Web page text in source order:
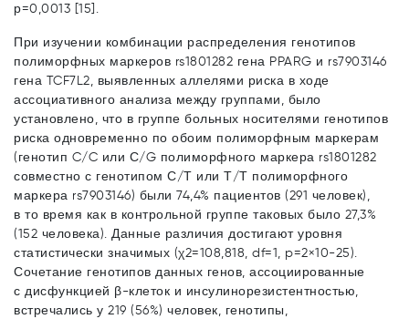
р=0,0013 [15].
При изучении комбинации распределения генотипов
полиморфных маркеров rs1801282 гена PPARG и rs7903146
гена TCF7L2, выявленных аллелями риска в ходе
ассоциативного анализа между группами, было
установлено, что в группе больных носителями генотипов
риска одновременно по обоим полиморфным маркерам
(генотип C/C или С/G полиморфного маркера rs1801282
совместно с генотипом С/Т или Т/Т полиморфного
маркера rs7903146) были 74,4% пациентов (291 человек),
в то время как в контрольной группе таковых было 27,3%
(152 человека). Данные различия достигают уровня
статистически значимых (χ2=108,818, df=1, p=2×10-25).
Сочетание генотипов данных генов, ассоциированные
с дисфункцией β-клеток и инсулинорезистентностью,
встречались у 219 (56%) человек, генотипы,